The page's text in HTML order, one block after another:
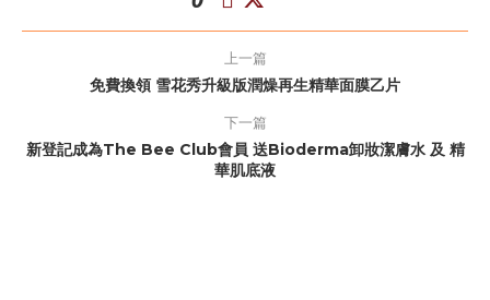
上一篇
免費換領 雪花秀升級版潤燥再生精華面膜乙片
下一篇
新登記成為The Bee Club會員 送Bioderma卸妝潔膚水 及 精
華肌底液